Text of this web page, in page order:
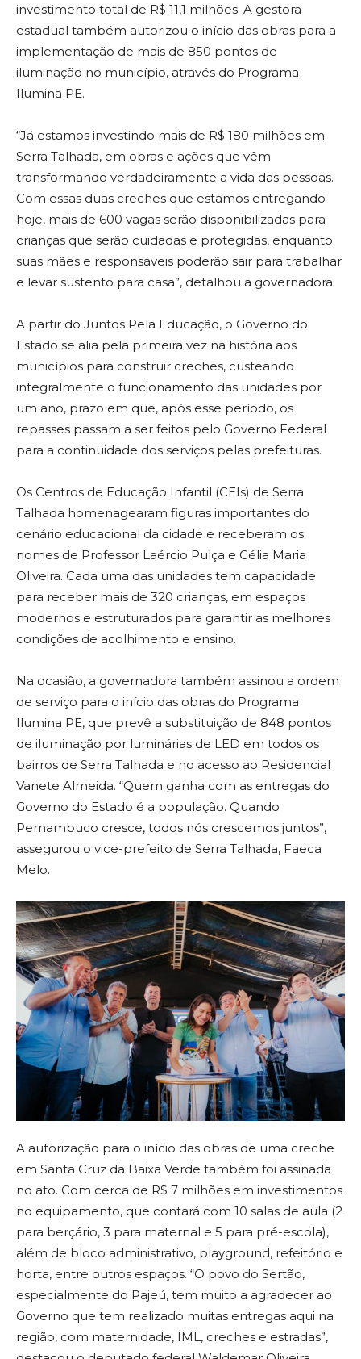
investimento total de R$ 11,1 milhões. A gestora
estadual também autorizou o início das obras para a
implementação de mais de 850 pontos de
iluminação no município, através do Programa
Ilumina PE.
“Já estamos investindo mais de R$ 180 milhões em
Serra Talhada, em obras e ações que vêm
transformando verdadeiramente a vida das pessoas.
Com essas duas creches que estamos entregando
hoje, mais de 600 vagas serão disponibilizadas para
crianças que serão cuidadas e protegidas, enquanto
suas mães e responsáveis poderão sair para trabalhar
e levar sustento para casa”, detalhou a governadora.
A partir do Juntos Pela Educação, o Governo do
Estado se alia pela primeira vez na história aos
municípios para construir creches, custeando
integralmente o funcionamento das unidades por
um ano, prazo em que, após esse período, os
repasses passam a ser feitos pelo Governo Federal
para a continuidade dos serviços pelas prefeituras.
Os Centros de Educação Infantil (CEIs) de Serra
Talhada homenagearam figuras importantes do
cenário educacional da cidade e receberam os
nomes de Professor Laércio Pulça e Célia Maria
Oliveira. Cada uma das unidades tem capacidade
para receber mais de 320 crianças, em espaços
modernos e estruturados para garantir as melhores
condições de acolhimento e ensino.
Na ocasião, a governadora também assinou a ordem
de serviço para o início das obras do Programa
Ilumina PE, que prevê a substituição de 848 pontos
de iluminação por luminárias de LED em todos os
bairros de Serra Talhada e no acesso ao Residencial
Vanete Almeida. “Quem ganha com as entregas do
Governo do Estado é a população. Quando
Pernambuco cresce, todos nós crescemos juntos”,
assegurou o vice-prefeito de Serra Talhada, Faeca
Melo.
A autorização para o início das obras de uma creche
em Santa Cruz da Baixa Verde também foi assinada
no ato. Com cerca de R$ 7 milhões em investimentos
no equipamento, que contará com 10 salas de aula (2
para berçário, 3 para maternal e 5 para pré-escola),
além de bloco administrativo, playground, refeitório e
horta, entre outros espaços. “O povo do Sertão,
especialmente do Pajeú, tem muito a agradecer ao
Governo que tem realizado muitas entregas aqui na
região, com maternidade, IML, creches e estradas”,